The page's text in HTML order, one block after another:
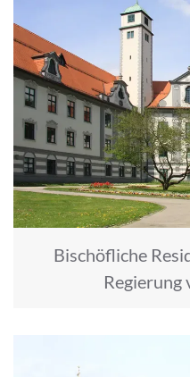
Bischöfliche
Regierung